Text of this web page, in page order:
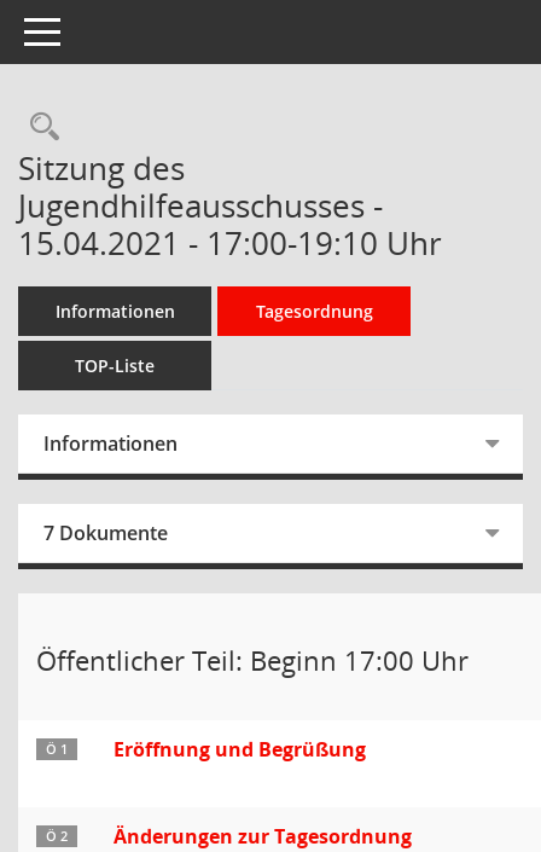
Toggle navigation
Rechercheauswahl
Sitzung des
Jugendhilfeausschusses -
15.04.2021 - 17:00-19:10 Uhr
Informationen Tagesordnung
TOP-Liste
Informationen
7 Dokumente
Öffentlicher Teil: Beginn 17:00 Uhr
Ö 1 Eröffnung und Begrüßung
Ö 2 Änderungen zur Tagesordnung